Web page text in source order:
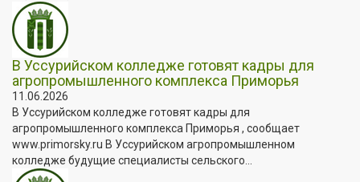
В Уссурийском колледже готовят кадры для
агропромышленного комплекса Приморья
11.06.2026
В Уссурийском колледже готовят кадры для
агропромышленного комплекса Приморья , сообщает
www.primorsky.ru В Уссурийском агропромышленном
колледже будущие специалисты сельского...